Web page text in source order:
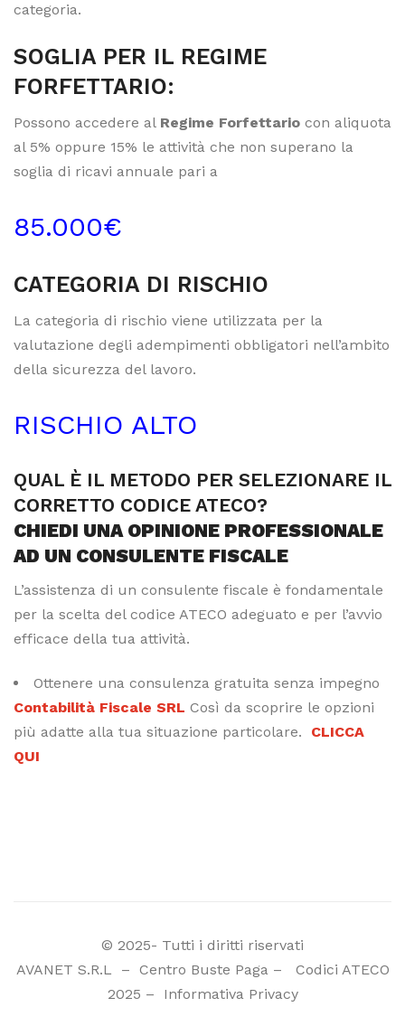
categoria.
SOGLIA PER IL REGIME
FORFETTARIO:
Possono accedere al Regime Forfettario con aliquota
al 5% oppure 15% le attività che non superano la
soglia di ricavi annuale pari a
85.000€
CATEGORIA DI RISCHIO
La categoria di rischio viene utilizzata per la
valutazione degli adempimenti obbligatori nell’ambito
della sicurezza del lavoro.
RISCHIO ALTO
QUAL È IL METODO PER SELEZIONARE IL
CORRETTO CODICE ATECO?
CHIEDI UNA OPINIONE PROFESSIONALE
AD UN CONSULENTE FISCALE
L’assistenza di un consulente fiscale è fondamentale
per la scelta del codice ATECO adeguato e per l’avvio
efficace della tua attività.
Ottenere una consulenza gratuita senza impegno
Contabilità Fiscale SRL Così da scoprire le opzioni
più adatte alla tua situazione particolare. CLICCA
QUI
© 2025- Tutti i diritti riservati
AVANET S.R.L
– Centro Buste Paga– Codici ATECO
2025 – Informativa Privacy